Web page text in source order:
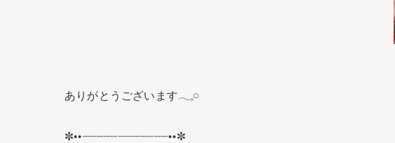
ありがとうございます𓂃𓈒𓏸︎︎︎︎
✼••┈┈┈┈┈┈┈┈┈┈┈┈••✼